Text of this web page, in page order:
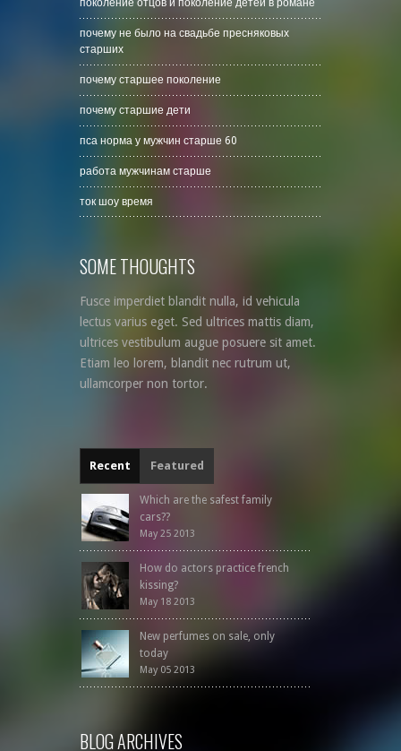
поколение отцов и поколение детей в романе
почему не было на свадьбе пресняковых
старших
почему старшее поколение
почему старшие дети
пса норма у мужчин старше 60
работа мужчинам старше
ток шоу время
SOME THOUGHTS
Fusce imperdiet blandit nulla, id vehicula
lectus varius eget. Sed ultrices mattis diam,
ultrices vestibulum augue posuere sit amet.
Etiam leo lorem, blandit nec rutrum ut,
ullamcorper non tortor.
Recent Featured
Which are the safest family
cars??
May 25 2013
How do actors practice french
kissing?
May 18 2013
New perfumes on sale, only
today
May 05 2013
BLOG ARCHIVES